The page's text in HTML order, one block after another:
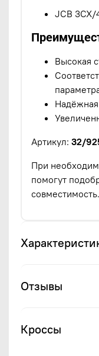
JCB 3CX/
Высокая
Артикул: 32/
При
помогут
Отзывы
Кроссы